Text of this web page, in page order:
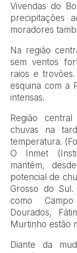
Vivendas do
precipitações
moradores
Na região
sem ventos
raios e
esquina com a
intensas.
Região
chuvas na
temperatura.
O Inmet
mantém,
potencial de
Grosso do
como
Dourados,
Murtinho estão
Diante da